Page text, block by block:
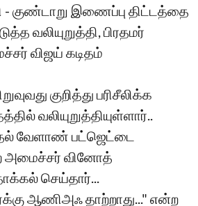
- குண்டாறு இணைப்பு திட்டத்தை
வலியுறுத்தி, பிரதமர்
விஜய் கடிதம்
குறித்து பரிசீலிக்க
வலியுறுத்தியுள்ளார்..
வேளாண் பட்ஜெட்டை
அமைச்சர் வினோத்
செய்தார்...
ஆணிஅஃ தாற்றாது..." என்ற